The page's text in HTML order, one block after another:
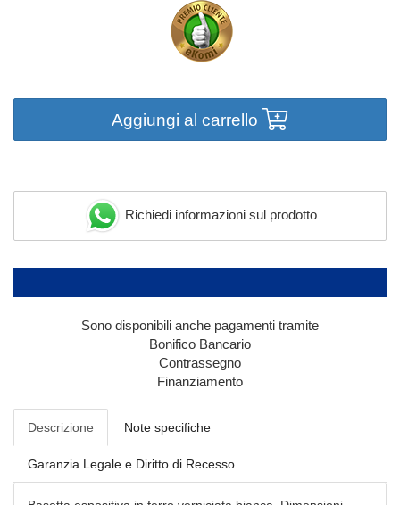
Aggiungi al carrello
Richiedi informazioni sul prodotto
Sono disponibili anche pagamenti tramite
Bonifico Bancario
Contrassegno
Finanziamento
Descrizione Note specifiche
Garanzia Legale e Diritto di Recesso